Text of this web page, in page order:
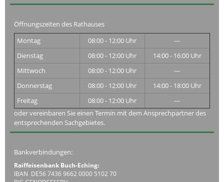
Öffnungszeiten des Rathauses
Montag
08:00 - 12:00 Uhr
---
Dienstag
08:00 - 12:00 Uhr
14:00 - 16:00 Uhr
Mittwoch
08:00 - 12:00 Uhr
---
Donnerstag
08:00 - 12:00 Uhr
14:00 - 18:00 Uhr
Freitag
08:00 - 12:00 Uhr
---
oder vereinbaren Sie einen Termin mit dem Ansprechpartner des
entsprechenden Sachgebietes.
Bankverbindungen:
Raiffeisenbank Buch-Eching:
IBAN DE56 7436 9662 0000 5102 70